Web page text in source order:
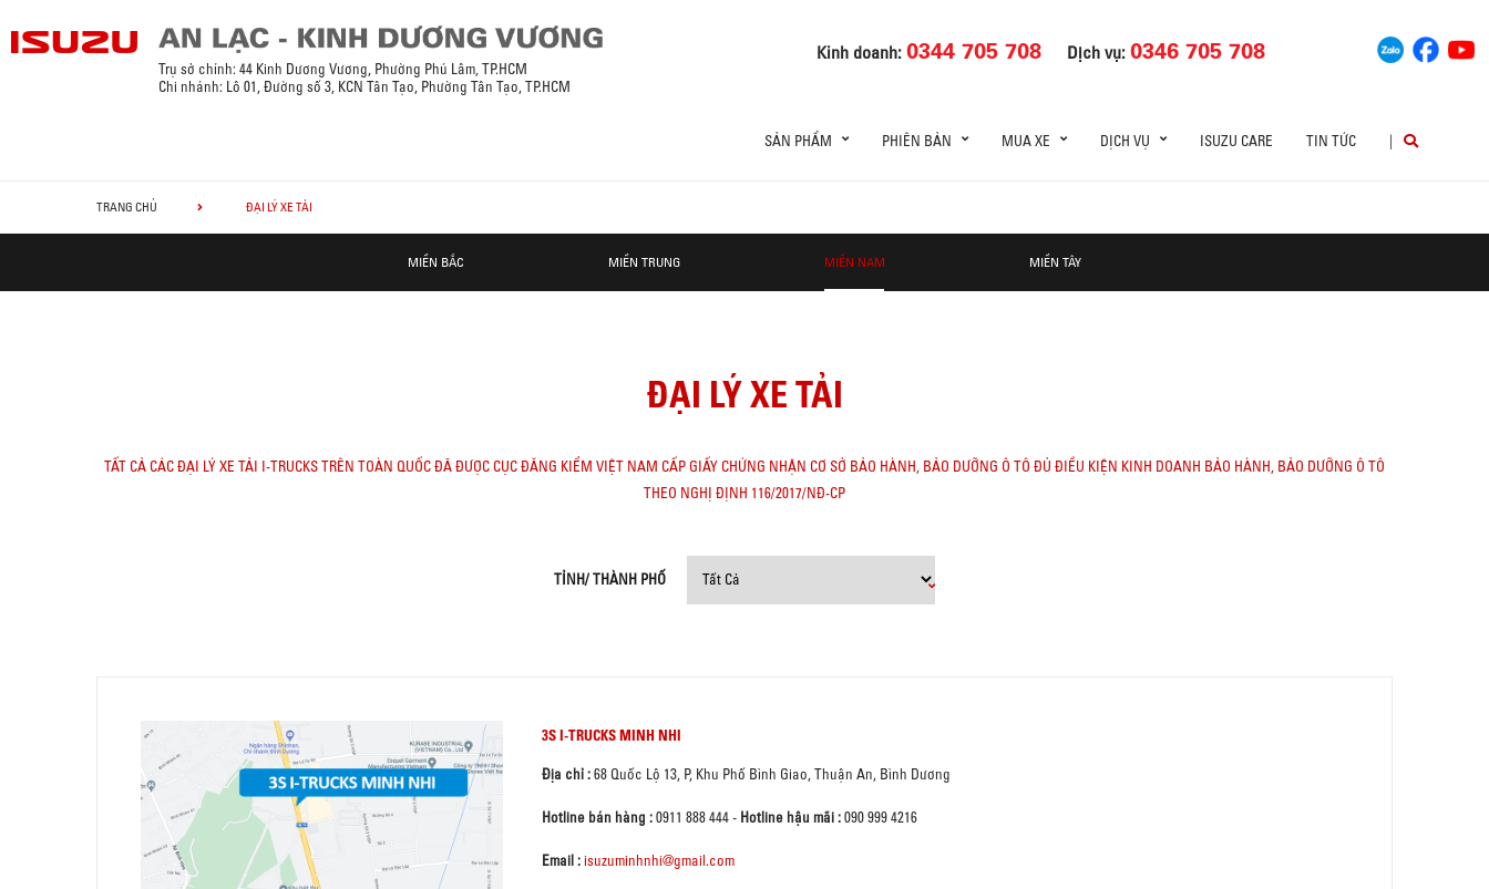
Kinh doanh:0344 705 708 Dịch vụ:0346 705 708
Trụ sở chính: 44 Kinh Dương Vương, Phường Phú Lâm, TP.HCM
Chi nhánh: Lô 01, Đường số 3, KCN Tân Tạo, Phường Tân Tạo, TP.HCM
SẢN PHẨM PHIÊN BẢN MUA XE DỊCH VỤ ISUZU CARE TIN TỨC |
TRANG CHỦ ĐẠI LÝ XE TẢI
MIỀN BẮC MIỀN TRUNG MIỀN NAM MIỀN TÂY
ĐẠI LÝ XE TẢI
TẤT CẢ CÁC ĐẠI LÝ XE TẢI I-TRUCKS TRÊN TOÀN QUỐC ĐÃ ĐƯỢC CỤC ĐĂNG KIỂM VIỆT NAM CẤP GIẤY CHỨNG NHẬN CƠ SỞ BẢO HÀNH, BẢO DƯỠNG Ô TÔ ĐỦ ĐIỀU KIỆN KINH DOANH BẢO HÀNH, BẢO DƯỠNG Ô TÔ
THEO NGHỊ ĐỊNH 116/2017/NĐ-CP
TỈNH/ THÀNH PHỐ
3S I-TRUCKS MINH NHI
Địa chỉ :68 Quốc Lộ 13, P, Khu Phố Bình Giao, Thuận An, Bình Dương
Hotline bán hàng :0911 888 444- Hotline hậu mãi :090 999 4216
Email :isuzuminhnhi@gmail.com